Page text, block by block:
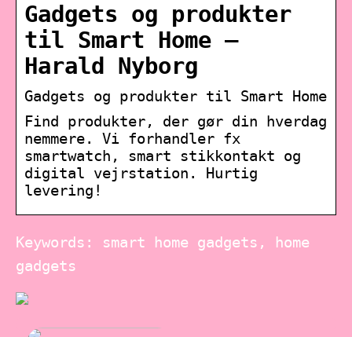
Gadgets og produkter
til Smart Home –
Harald Nyborg
Gadgets og produkter til Smart Home
Find produkter, der gør din hverdag
nemmere. Vi forhandler fx
smartwatch, smart stikkontakt og
digital vejrstation. Hurtig
levering!
Keywords: smart home gadgets, home
gadgets